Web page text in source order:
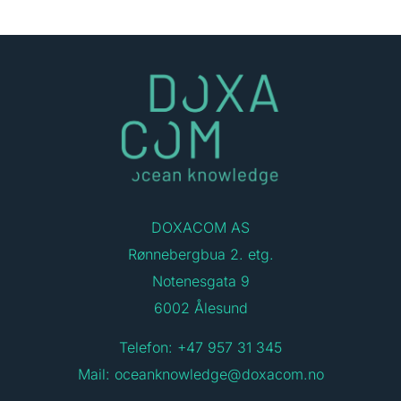
DOXACOM AS
Rønnebergbua 2. etg.
Notenesgata 9
6002 Ålesund
Telefon: +47 957 31 345
Mail: oceanknowledge@doxacom.no